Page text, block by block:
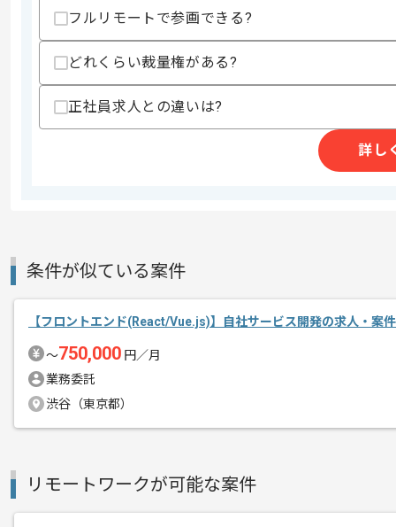
精算・お支払い
精算基準時間
支払いサイト
15日
2022/08/08
エージェントからのコ
メント
130％前後の成長を続けている企業です
顧客からの依頼に合わせた受託案件を
フルリモートで参画できる?
どれくらい裁量権がある?
正社員求人との違いは?
詳し
条件が似ている案件
【フロントエンド(React/Vue.js)】自社サービス開発の求人・案件
〜750,000 円／月
業務委託
渋谷（東京都）
リモートワークが可能な案件